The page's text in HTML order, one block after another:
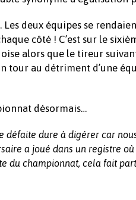
deux équipes se
côté ! C’est sur le
alors que le tireur
tour au détriment d’une
désormais…
défaite dure à digérer car
a joué dans un registre
du championnat, cela fait